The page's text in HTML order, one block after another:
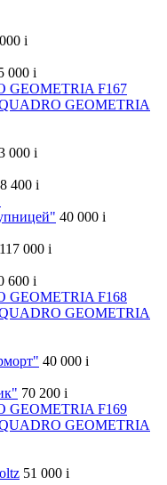
i
000 i
GEOMETRIA
000 i
400 i
40 000 i
117 000 i
600 i
GEOMETRIA
40 000 i
70 200 i
GEOMETRIA
51 000 i